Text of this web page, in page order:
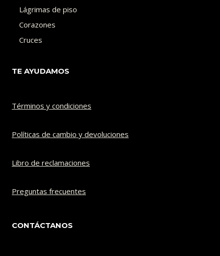
Lágrimas de piso
Corazones
Cruces
TE AYUDAMOS
Términos y condiciones
Políticas de cambio y devoluciones​
Libro de reclamaciones
Preguntas frecuentes
CONTÁCTANOS